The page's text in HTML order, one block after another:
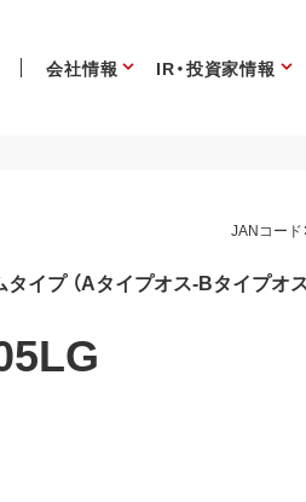
会社情報 IR・投資家情報
JANコード
イプ （Aタイプオス-Bタイプオス